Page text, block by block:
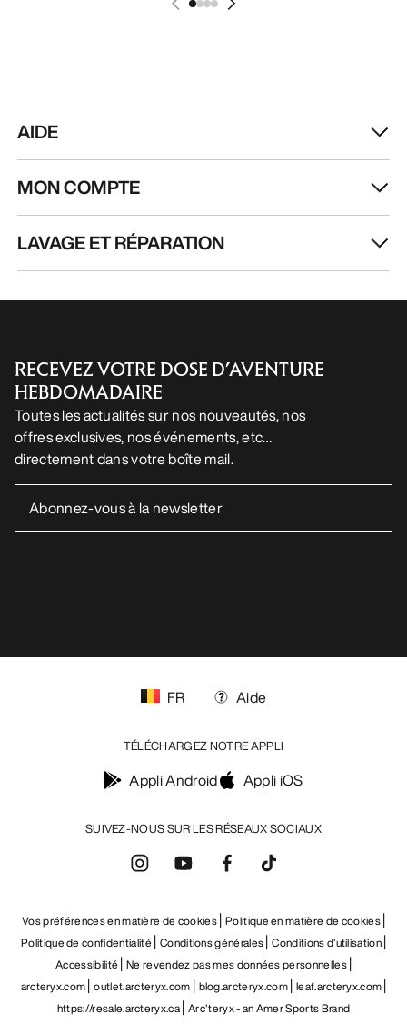
AIDE
MON COMPTE
LAVAGE ET RÉPARATION
RECEVEZ VOTRE DOSE D’AVENTURE
HEBDOMADAIRE
Toutes les actualités sur nos nouveautés, nos
offres exclusives, nos événements, etc…
directement dans votre boîte mail.
SUIVEZ-NOUS SUR LES RÉSEAUX SOCIAUX
FR Aide
TÉLÉCHARGEZ NOTRE APPLI
Appli Android Appli iOS
Vos préférences en matière de cookies Politique en matière de cookies
Politique de confidentialité Conditions générales Conditions d’utilisation
Accessibilité Ne revendez pas mes données personnelles
arcteryx.com outlet.arcteryx.com blog.arcteryx.com leaf.arcteryx.com
https://resale.arcteryx.ca Arc'teryx - an Amer Sports Brand